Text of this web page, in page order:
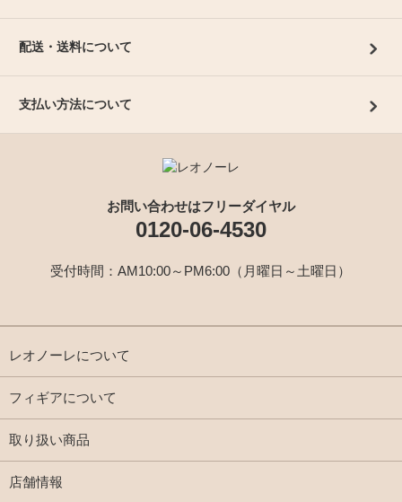
配送・送料について
支払い方法について
お問い合わせはフリーダイヤル
0120-06-4530
受付時間：AM10:00～PM6:00（月曜日～土曜日）
レオノーレについて
フィギアについて
取り扱い商品
店舗情報